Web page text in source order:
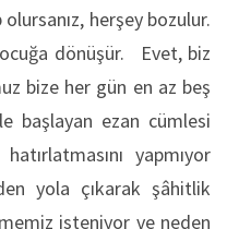
herşey bozulur.
dönüşür. Evet, biz
bize her gün en az beş
başlayan ezan cümlesi
yapmıyor
yola çıkarak şâhitlik
isteniyor ve neden